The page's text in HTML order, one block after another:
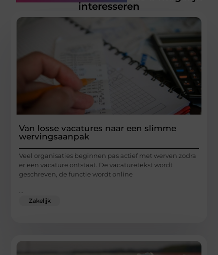
interesseren
Van losse vacatures naar een slimme
wervingsaanpak
Veel organisaties beginnen pas actief met werven zodra
er een vacature ontstaat. De vacaturetekst wordt
geschreven, de functie wordt online
Zakelijk